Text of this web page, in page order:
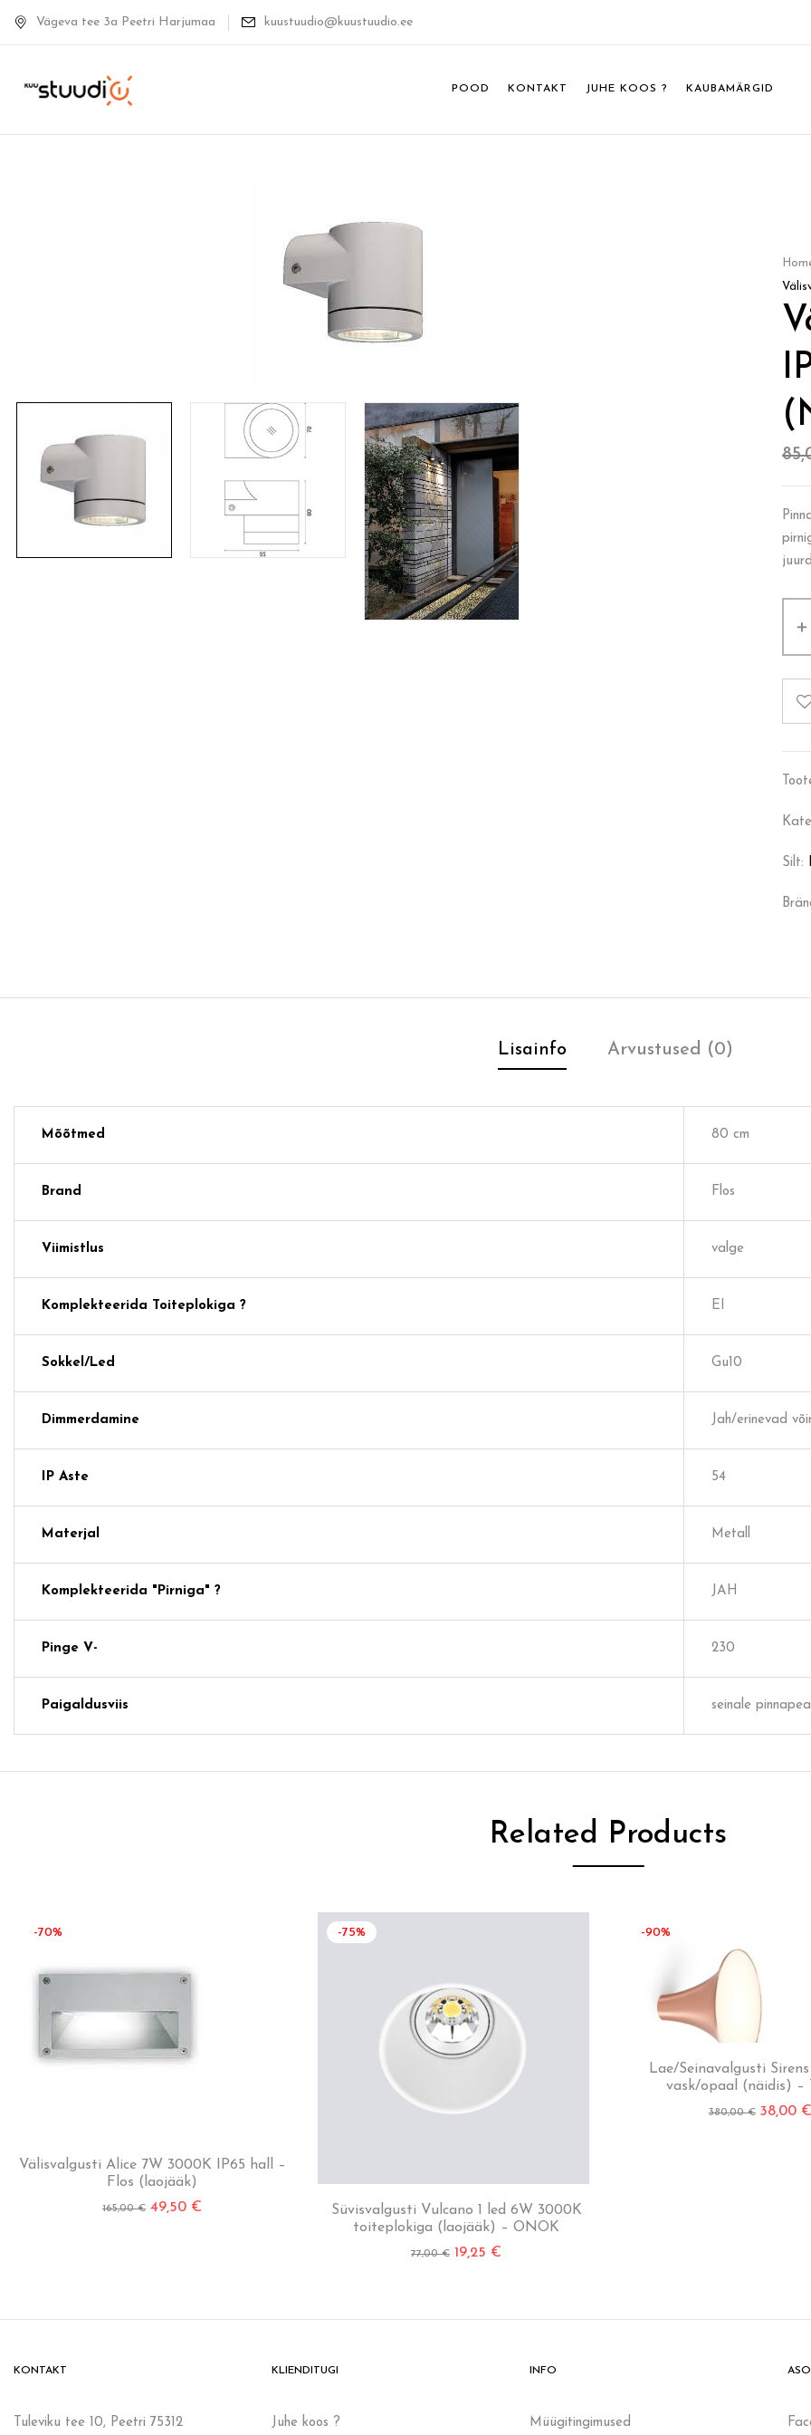
Vägeva tee 3a Peetri Harjumaa kuustuudio@kuustuudio.ee
POOD KONTAKT JUHE KOOS ? KAUBAMÄRGID
Silt:
Lisainfo Arvustused (0)
Mõõtmed 80 cm
Brand Flos
Viimistlus valge
Komplekteerida Toiteplokiga ? EI
Sokkel/Led Gu10
Dimmerdamine Jah/erinevad
IP Aste 54
Materjal Metall
Komplekteerida "pirniga" ? JAH
Pinge V- 230
Paigaldusviis seinale
Related Products
-70%
Välisvalgusti Alice 7W 3000K IP65 hall –
Flos (laojääk)
165,00€ 49,50 €
-75%
Süvisvalgusti Vulcano 1 led 6W 3000K
toiteplokiga (laojääk) – ONOK
77,00€ 19,25 €
-90%
Lae/Seinavalgusti
vask/opaal (näidis) –
380,00€ 38,00 €
KONTAKT
Tuleviku tee 10, Peetri 75312
KLIENDITUGI
Juhe koos ?
INFO
Müügitingimused